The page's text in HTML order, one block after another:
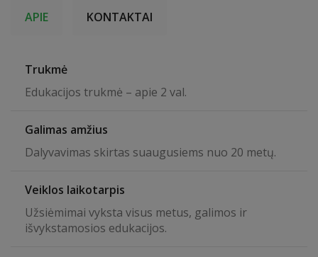
APIE KONTAKTAI
Trukmė
Edukacijos trukmė – apie 2 val.
Galimas amžius
Dalyvavimas skirtas suaugusiems nuo 20 metų.
Veiklos laikotarpis
Užsiėmimai vyksta visus metus, galimos ir
išvykstamosios edukacijos.